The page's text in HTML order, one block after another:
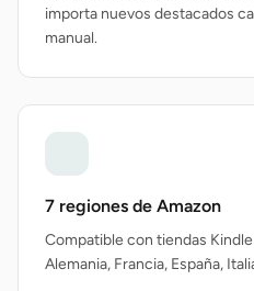
importa nuevos destacados
manual.
7 regiones de Amazon
Compatible con tiendas Kindle
Alemania, Francia, España,